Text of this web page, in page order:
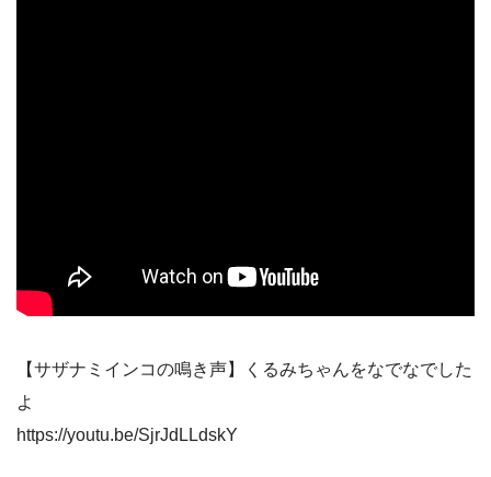
【サザナミインコの鳴き声】くるみちゃんをなでなでした
よ
https://youtu.be/SjrJdLLdskY